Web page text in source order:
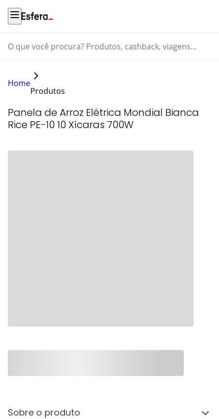
O que você procura? Produtos, cashback, viagens...
Home
Produtos
Panela de Arroz Elétrica Mondial Bianca
Rice PE-10 10 Xícaras 700W
Sobre o produto